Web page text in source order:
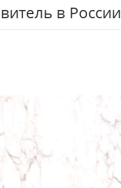
в России